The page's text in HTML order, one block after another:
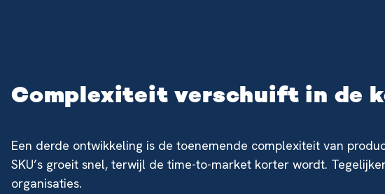
Complexiteit verschuift in de
Een derde ontwikkeling is de toenemende complexiteit van
SKU’s groeit snel, terwijl de time-to-market korter wordt.
organisaties.